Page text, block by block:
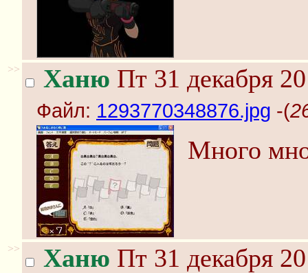
>> Ханю Пт 31 декабря
Файл: 1293770348876.jpg -(
Много
>> Ханю Пт 31 декабря